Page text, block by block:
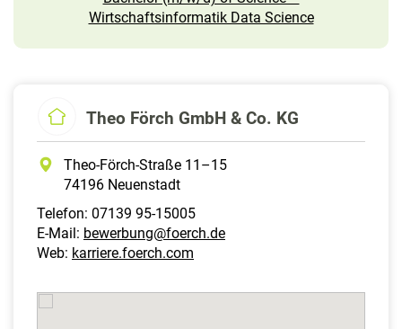
Wirtschaftsinformatik Data Science
Theo Förch GmbH & Co. KG
Theo-Förch-Straße 11–15
74196 Neuenstadt
Telefon: 07139 95-15005
E-Mail: bewerbung@foerch.de
Web: karriere.foerch.com